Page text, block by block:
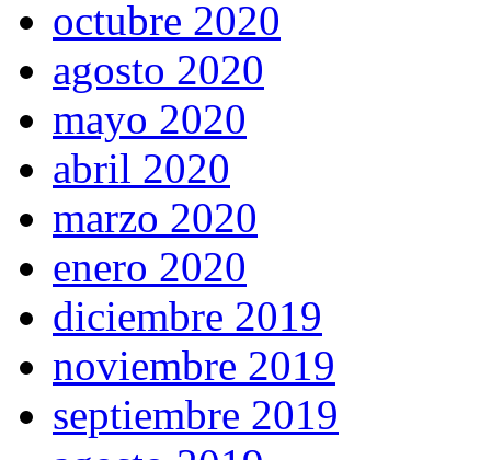
octubre 2020
agosto 2020
mayo 2020
abril 2020
marzo 2020
enero 2020
diciembre 2019
noviembre 2019
septiembre 2019